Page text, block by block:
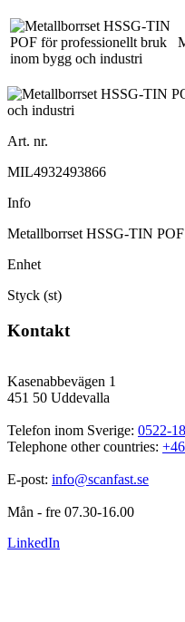
Art. nr.
MIL4932493866
Info
Metallborrset HSSG-TIN
Enhet
Styck (st)
Kontakt
Kasenabbevägen 1
451 50 Uddevalla
Telefon inom Sverige: 0522-
Telephone other countries:
E-post: info@scanfast.se
Mån - fre 07.30-16.00
LinkedIn